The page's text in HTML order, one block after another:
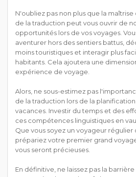
N'oubliez pas non plus que la
de la traduction peut vous ouvrir de
opportunités lors de vos voyages.
aventurer hors des sentiers battus,
moins touristiques et interagir plus
habitants. Cela ajoutera une
expérience de voyage.
Alors, ne sous-estimez pas
de la traduction lors de la
vacances. Investir du temps et des
ces compétences linguistiques en
Que vous soyez un voyageur régulier
prépariez votre premier grand
vous seront précieuses.
En définitive, ne laissez pas la